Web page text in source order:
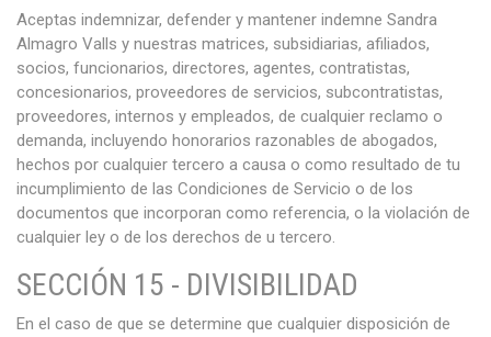
Aceptas indemnizar, defender y mantener indemne Sandra
Almagro Valls y nuestras matrices, subsidiarias, afiliados,
socios, funcionarios, directores, agentes, contratistas,
concesionarios, proveedores de servicios, subcontratistas,
proveedores, internos y empleados, de cualquier reclamo o
demanda, incluyendo honorarios razonables de abogados,
hechos por cualquier tercero a causa o como resultado de tu
incumplimiento de las Condiciones de Servicio o de los
documentos que incorporan como referencia, o la violación de
cualquier ley o de los derechos de u tercero.
SECCIÓN 15 - DIVISIBILIDAD
En el caso de que se determine que cualquier disposición de